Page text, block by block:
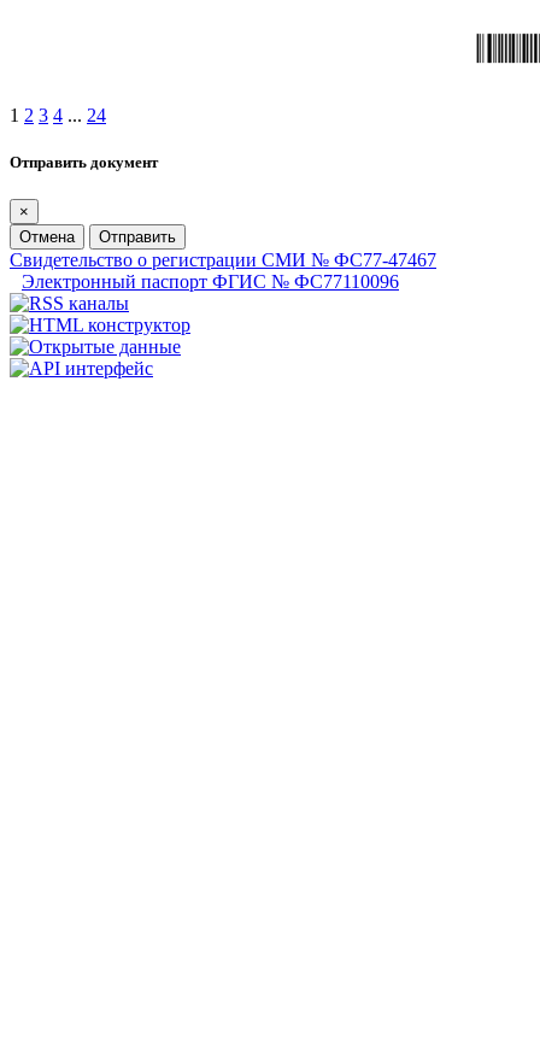
1 2 3 4 ... 24
Отправить документ
×
Отмена
Отправить
Свидетельство о регистрации СМИ № ФС77-47467
Электронный паспорт ФГИС № ФС77110096